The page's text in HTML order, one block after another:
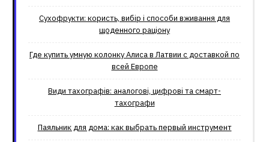
Сухофрукти: користь, вибір і способи вживання для
щоденного раціону
Где купить умную колонку Алиса в Латвии с доставкой по
всей Европе
Види тахографів: аналогові, цифрові та смарт-
тахографи
Паяльник для дома: как выбрать первый инструмент